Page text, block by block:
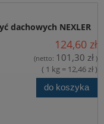
dachowych NEXLER
124,60 zł
(netto: 101,30 zł )
( 1 kg = 12,46 zł )
do koszyka